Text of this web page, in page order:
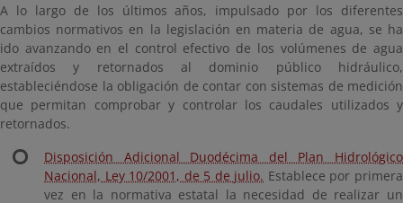
A lo largo de los últimos años, impulsado por los diferentes
cambios normativos en la legislación en materia de agua, se ha
ido avanzando en el control efectivo de los volúmenes de agua
extraídos y retornados al dominio público hidráulico,
estableciéndose la obligación de contar con sistemas de medición
que permitan comprobar y controlar los caudales utilizados y
retornados.
Disposición Adicional Duodécima del Plan Hidrológico
Nacional, Ley 10/2001, de 5 de julio. Establece por primera
vez en la normativa estatal la necesidad de realizar un